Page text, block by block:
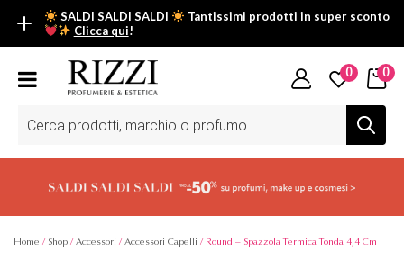
SALDI SALDI SALDI
Tantissimi prodotti in super sconto
Clicca qui!
SALDI SALDI SALDI
Fino al -50% su tantissimi prodotti beauty nella sezione saldi: il
Scopri tutti i prodotti in super saldo!Clicca qui
prodotti
0 0
Home / Shop / Accessori / Accessori Capelli / Round – Spazzola Termica Tonda 4,4 Cm